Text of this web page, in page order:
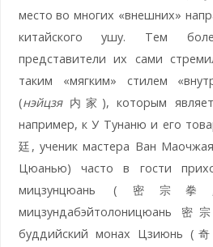
место во многих «внешних»
китайского ушу. Тем
представители их сами
таким «мягким» стилем
(нэйцзя内家), которым
например, к У Тунаню и его
廷, ученик мастера Ван
Цюанью) часто в гости
мицзунцюань (密宗拳,
мицзундабэйтолоницюань
буддийский монах Цзиюнь (